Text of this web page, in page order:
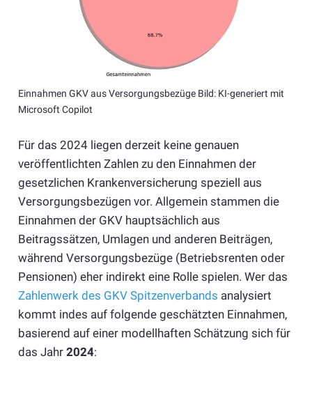
Einnahmen GKV aus Versorgungsbezüge Bild: KI-generiert mit
Microsoft Copilot
Für das 2024 liegen derzeit keine genauen
veröffentlichten Zahlen zu den Einnahmen der
gesetzlichen Krankenversicherung speziell aus
Versorgungsbezügen vor. Allgemein stammen die
Einnahmen der GKV hauptsächlich aus
Beitragssätzen, Umlagen und anderen Beiträgen,
während Versorgungsbezüge (Betriebsrenten oder
Pensionen) eher indirekt eine Rolle spielen. Wer das
Zahlenwerk des GKV Spitzenverbands analysiert
kommt indes auf folgende geschätzten Einnahmen,
basierend auf einer modellhaften Schätzung sich für
das Jahr 2024: